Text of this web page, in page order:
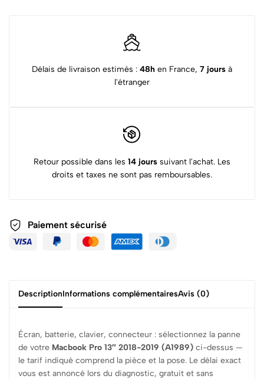
Délais de livraison estimés : 48h en France, 7 jours à
l'étranger
Retour possible dans les 14 jours suivant l'achat. Les
droits et taxes ne sont pas remboursables.
Paiement sécurisé
DescriptionInformations complémentairesAvis (0)
Écran, batterie, clavier, connecteur : sélectionnez la panne
de votre Macbook Pro 13″ 2018-2019 (A1989) ci-dessus —
le tarif indiqué comprend la pièce et la pose. Le délai exact
vous est annoncé lors du diagnostic, gratuit et sans